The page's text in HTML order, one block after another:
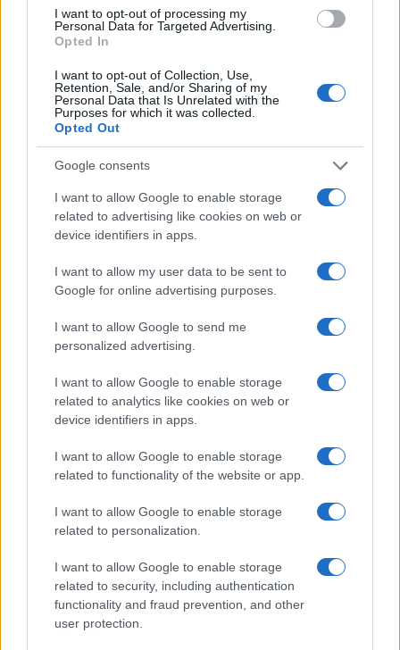
I want to opt-out of processing my
Personal Data for Targeted Advertising.
Opted In
I want to opt-out of Collection, Use,
Retention, Sale, and/or Sharing of my
Personal Data that Is Unrelated with the
Purposes for which it was collected.
Opted Out
Google consents
I want to allow Google to enable storage
related to advertising like cookies on web or
device identifiers in apps.
I want to allow my user data to be sent to
Google for online advertising purposes.
I want to allow Google to send me
personalized advertising.
I want to allow Google to enable storage
related to analytics like cookies on web or
device identifiers in apps.
I want to allow Google to enable storage
related to functionality of the website or app.
I want to allow Google to enable storage
related to personalization.
I want to allow Google to enable storage
related to security, including authentication
functionality and fraud prevention, and other
user protection.
Velika prednost doživetja jepokrit splav
, zato piknik z
oseb, kar omogoča organizacijo tako manjših kot večjih
dogodkov.
Za več informacij obiščite njihovospletno
stran, jih pokličite na telefonsko številko 040
186 508 ali jim pošljite povpraševanje preko
e-obrazca. Možen je tudi najem piknik
prostora v splavarskem pristanu.
doživetja, kjer ne gre le za prostor, ampak za
zgodbo, vzdušje in spomine. In prav to ponuja
piknik na Dravi – nekaj drugačnega, sproščenega in
nepozabnega.
Opozorilo:Po 297. členu Kazenskega zakonika je
posameznik kazensko odgovoren za javno spodbujanje